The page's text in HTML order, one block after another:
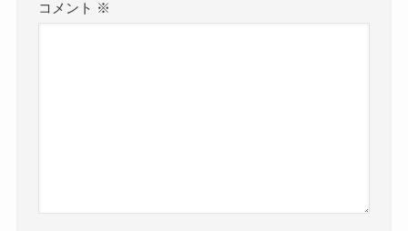
コメント ※